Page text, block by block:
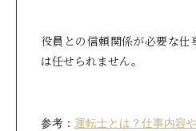
役員との信頼関係が必要な
は任せられません。
参考： 運転士とは？仕事内容